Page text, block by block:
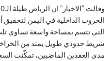
الحروب الداخلية في اليمن
التي تتسم بمساحة واسعة تساوي
شريط حدودي طويل يمتد من
مدى العقدين الماضيين، تمكّنت